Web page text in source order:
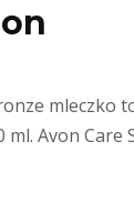
mleczko
Avon Care